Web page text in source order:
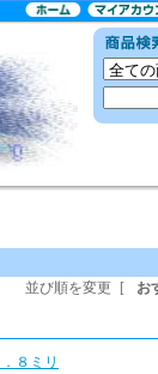
並び順を変更
[ お
８ミリ